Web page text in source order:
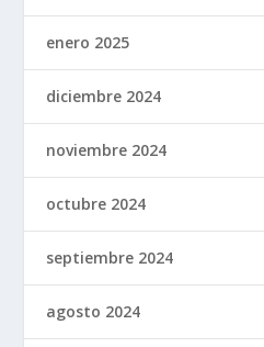
enero 2025
diciembre 2024
noviembre 2024
octubre 2024
septiembre 2024
agosto 2024